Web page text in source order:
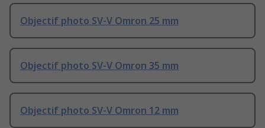
Objectif photo SV-V Omron 25 mm
Objectif photo SV-V Omron 35 mm
Objectif photo SV-V Omron 12 mm